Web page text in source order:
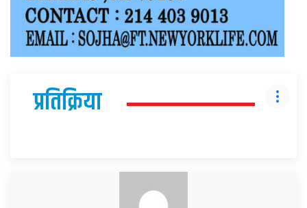
प्रतिक्रिया